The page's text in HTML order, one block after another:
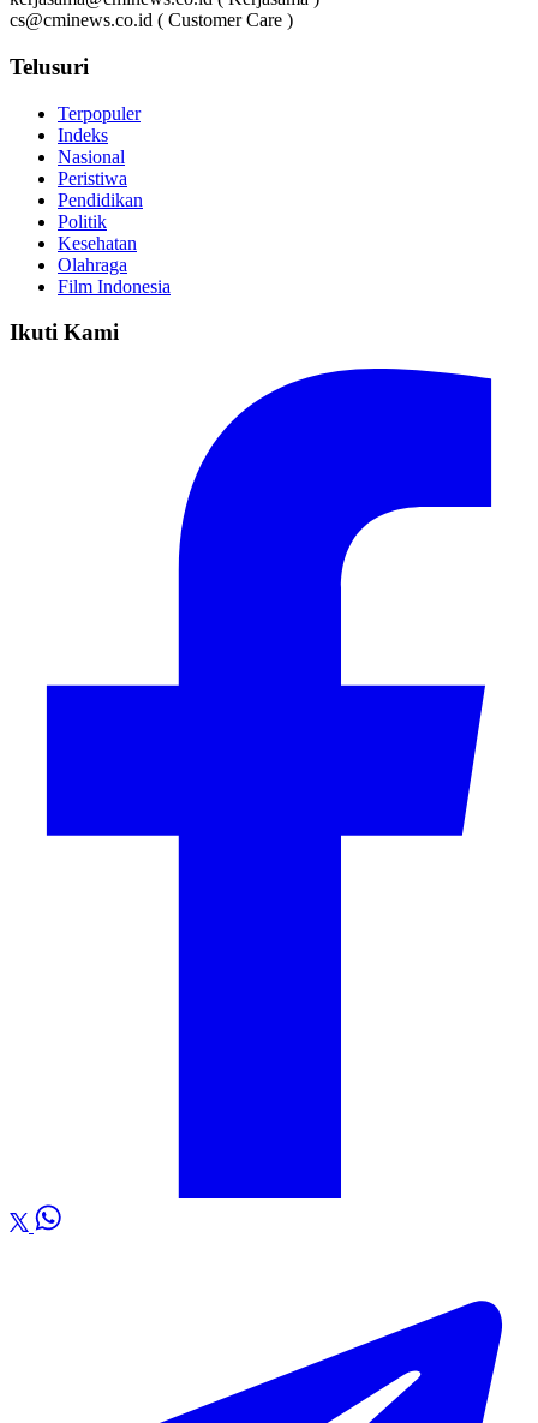
cs@cminews.co.id ( Customer Care )
Telusuri
Terpopuler
Indeks
Nasional
Peristiwa
Pendidikan
Politik
Kesehatan
Olahraga
Film Indonesia
Ikuti Kami